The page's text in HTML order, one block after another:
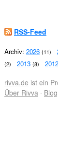
RSS-Feed
Archiv: 2026 (11)
(2) 2013 (8) 2012
rivva.de ist ein
Über Rivva · Blog